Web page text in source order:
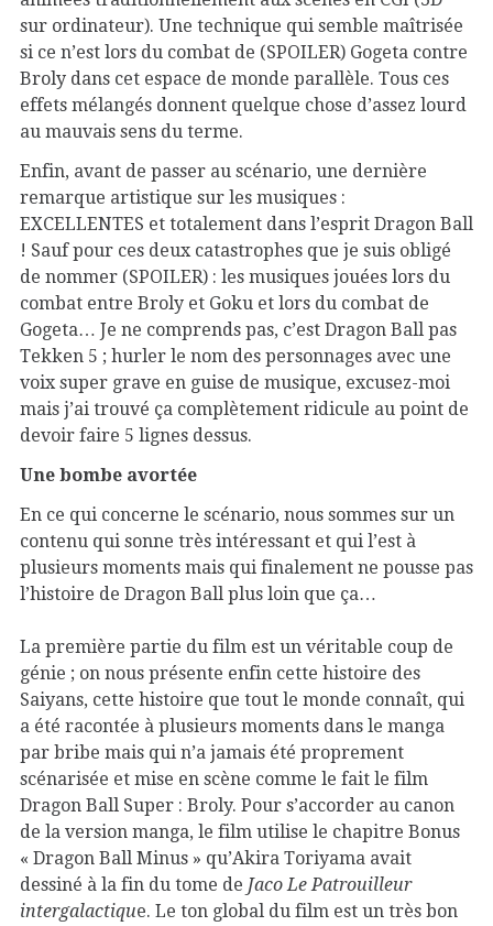
sur ordinateur). Une technique qui semble maîtrisée
si ce n’est lors du combat de (SPOILER) Gogeta contre
Broly dans cet espace de monde parallèle. Tous ces
effets mélangés donnent quelque chose d’assez lourd
au mauvais sens du terme.
Enfin, avant de passer au scénario, une dernière
remarque artistique sur les musiques :
EXCELLENTES et totalement dans l’esprit Dragon Ball
! Sauf pour ces deux catastrophes que je suis obligé
de nommer (SPOILER) : les musiques jouées lors du
combat entre Broly et Goku et lors du combat de
Gogeta… Je ne comprends pas, c’est Dragon Ball pas
Tekken 5 ; hurler le nom des personnages avec une
voix super grave en guise de musique, excusez-moi
mais j’ai trouvé ça complètement ridicule au point de
devoir faire 5 lignes dessus.
Une bombe avortée
En ce qui concerne le scénario, nous sommes sur un
contenu qui sonne très intéressant et qui l’est à
plusieurs moments mais qui finalement ne pousse pas
l’histoire de Dragon Ball plus loin que ça…
La première partie du film est un véritable coup de
génie ; on nous présente enfin cette histoire des
Saiyans, cette histoire que tout le monde connaît, qui
a été racontée à plusieurs moments dans le manga
par bribe mais qui n’a jamais été proprement
scénarisée et mise en scène comme le fait le film
Dragon Ball Super : Broly. Pour s’accorder au canon
de la version manga, le film utilise le chapitre Bonus
« Dragon Ball Minus » qu’Akira Toriyama avait
dessiné à la fin du tome de Jaco Le Patrouilleur
intergalactique. Le ton global du film est un très bon